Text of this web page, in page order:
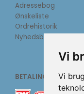
Vi
Vi
Adressebog
Ønskeliste
Ordrehistorik
Nyhedsbrev
BETALINGSMETODER